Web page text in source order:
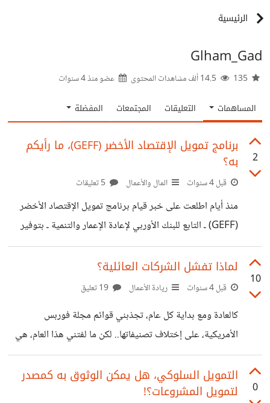
الرئيسية
Glham_Gad
عضو منذ4 سنوات
المساهمات التعليقات المجتمعات المفضلة
2
برنامج تمويل الإقتصاد الأخضر (GEFF)، ما رأيكم
به؟
قبل 4 سنوات المال والأعمال
منذ أيام اطلعت على خبر قيام برنامج تمويل الإقتصاد الأخضر
(GEFF) ـ التابع للبنك الأوربي لإعادة الإعمار والتنمية ـ بتوفير
برامج تمويلية للقطاع الصناعي بمصر، وذلك ضمن برامج عديدة
يقدمها البنك؛ لتمويل الاقتصاد الأخضر والتنمية المستدامة..
حيث يقدم البنك الأوروبي لإعادة الإعمار والتنمية خطوط ائتمان
الاستثمارات الخضراء لأكبر عدد من المستفيدين المؤهلين..
والإقتصاد الأخضر في أبسط معانيه، يعرف بأنه ناتج تحسن
الوضع الاقتصادي مع الحد من المخاطر البيئية وندرة الحياة
البيئية.. ولذلك شعرت
10
لماذا تفشل الشركات العائلية؟
قبل 4 سنوات ريادة الأعمال
كالعادة ومع بداية كل عام، تجذبني قوائم مجلة فوربس
الأمريكية، على إختلاف تصنيفاتها.. لكن ما لفتني هذا العام، هي
قائمة أقوى 100 شركة عائلية في الشرق الأوسط؛ حيث أشارت
المجلة للدور المؤثر الذي تلعبه تلك الشركات بمنطقة الشرق
الأوسط، إذ انها تسهم في دفع عجلة الإقتصاد، بشكل يفوق
0
التمويل السلوكي، هل يمكن الوثوق به كمصدر
لتمويل المشروعات؟!